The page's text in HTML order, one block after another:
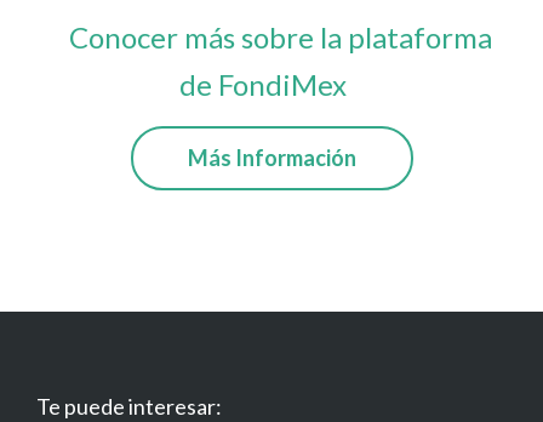
Conocer más sobre la plataforma
de FondiMex
Más Información
Te puede interesar: